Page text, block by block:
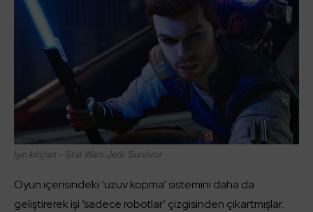
Işın kılıçları – Star Wars Jedi: Survivor
Oyun içerisindeki ‘uzuv kopma’ sistemini daha da
geliştirerek işi ‘sadece robotlar’ çizgisinden çıkartmışlar.